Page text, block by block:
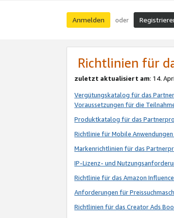
Anmelden oder
Richtlinien für
zuletzt aktualisiert am: 14.
Vergütungskatalog für das
Voraussetzungen für die
Produktkatalog für das
Richtlinie für Mobile
Markenrichtlinien für das
IP-Lizenz- und
Richtlinie für das Amazon
Anforderungen für
Richtlinien für das Creator Ads